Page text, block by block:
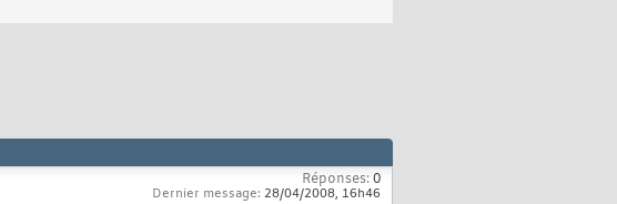
Réponses:0
Dernier message: 28/04/2008, 16h46